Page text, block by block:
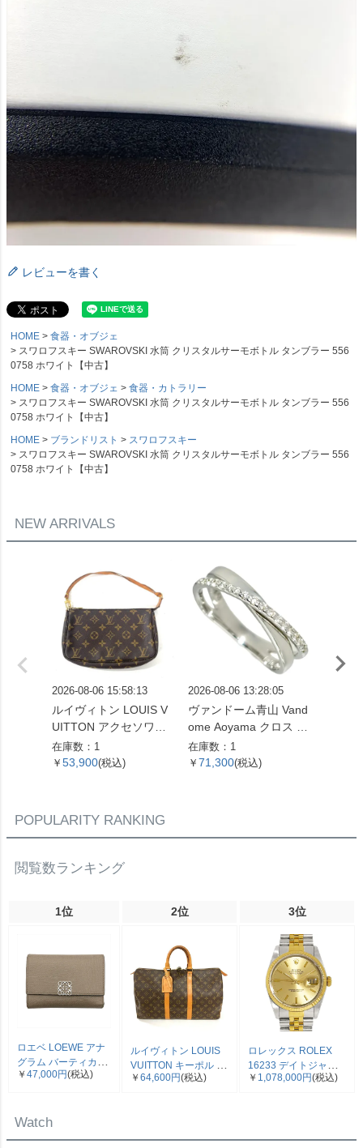
レビューを書く
HOME
食器・オブジェ
スワロフスキー SWAROVSKI 水筒 クリスタルサーモボトル タンブラー 556
0758 ホワイト【中古】
HOME
食器・オブジェ
食器・カトラリー
スワロフスキー SWAROVSKI 水筒 クリスタルサーモボトル タンブラー 556
0758 ホワイト【中古】
HOME
ブランドリスト
スワロフスキー
スワロフスキー SWAROVSKI 水筒 クリスタルサーモボトル タンブラー 556
0758 ホワイト【中古】
NEW ARRIVALS
2026-08-06 15:58:13
ルイヴィトン LOUIS V
UITTON アクセソワー
ル ポシェット モノグラ
ム キャンバス M51980
在庫数：1
￥ 53,900(税込)
2026-08-06 13:28:05
ヴァンドーム青山 Vand
ome Aoyama クロス モ
チーフ リング 指輪 ダイ
ヤモンド 0.16ct 約13号
在庫数：1
￥ 71,300(税込)
POPULARITY RANKING
閲覧数ランキング
1位 2位 3位
ロエベ LOEWE アナ
グラム バーティカル
三つ折り財布 ベージ
￥ 47,000円(税込)
ルイヴィトン LOUIS
VUITTON キーポル 45
ボストンバッグ モノ
￥ 64,600円(税込)
ロレックス ROLEX
16233 デイトジャス
ト E番 腕時計 シャン
￥ 1,078,000円(税込)
Watch